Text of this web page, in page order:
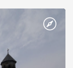
християнином.
Таврійського